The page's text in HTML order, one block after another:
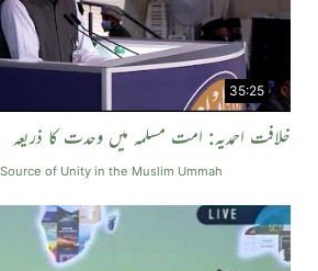
35:25
خلافت احمدیہ: امت مسلمہ میں وحدت کا ذریعہ
of Unity in the Muslim Ummah